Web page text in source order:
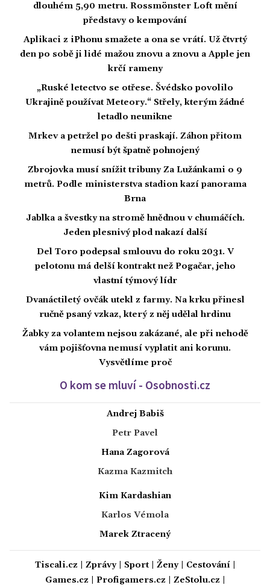
dlouhém 5,90 metru. Rossmönster Loft mění
představy o kempování
Aplikaci z iPhonu smažete a ona se vrátí. Už čtvrtý
den po sobě ji lidé mažou znovu a znovu a Apple jen
krčí rameny
„Ruské letectvo se otřese. Švédsko povolilo
Ukrajině používat Meteory.“ Střely, kterým žádné
letadlo neunikne
Mrkev a petržel po dešti praskají. Záhon přitom
nemusí být špatně pohnojený
Zbrojovka musí snížit tribuny Za Lužánkami o 9
metrů. Podle ministerstva stadion kazí panorama
Brna
Jablka a švestky na stromě hnědnou v chumáčích.
Jeden plesnivý plod nakazí další
Del Toro podepsal smlouvu do roku 2031. V
pelotonu má delší kontrakt než Pogačar, jeho
vlastní týmový lídr
Dvanáctiletý ovčák utekl z farmy. Na krku přinesl
ručně psaný vzkaz, který z něj udělal hrdinu
Žabky za volantem nejsou zakázané, ale při nehodě
vám pojišťovna nemusí vyplatit ani korunu.
Vysvětlíme proč
O kom se mluví - Osobnosti.cz
Andrej Babiš
Petr Pavel
Hana Zagorová
Kazma Kazmitch
Kim Kardashian
Karlos Vémola
Marek Ztracený
Tiscali.cz Zprávy| Sport| Ženy| Cestování|
Games.cz
Profigamers.cz ZeStolu.cz